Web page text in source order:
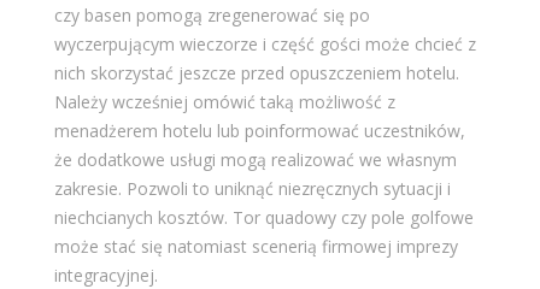
czy basen pomogą zregenerować się po
wyczerpującym wieczorze i część gości może chcieć z
nich skorzystać jeszcze przed opuszczeniem hotelu.
Należy wcześniej omówić taką możliwość z
menadżerem hotelu lub poinformować uczestników,
że dodatkowe usługi mogą realizować we własnym
zakresie. Pozwoli to uniknąć niezręcznych sytuacji i
niechcianych kosztów. Tor quadowy czy pole golfowe
może stać się natomiast scenerią firmowej imprezy
integracyjnej.